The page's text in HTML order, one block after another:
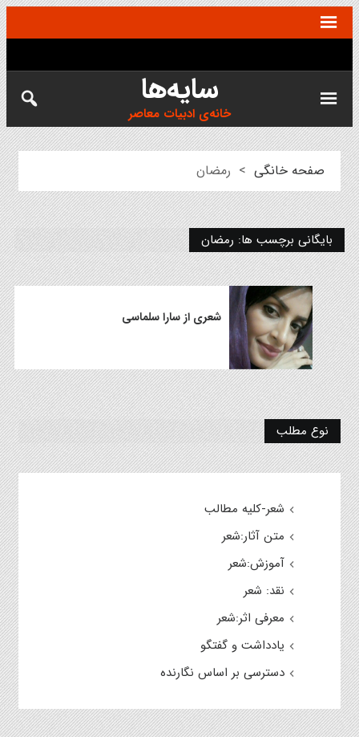
سایه‌ها
خانه‌ی ادبیات معاصر
صفحه خانگی > رمضان
بایگانی برچسب ها: رمضان
شعری از سارا سلماسی
نوع مطلب
شعر-کلیه مطالب
متن آثار:شعر
آموزش:شعر
نقد: شعر
معرفی اثر:شعر
یادداشت و گفتگو
دسترسی بر اساس نگارنده